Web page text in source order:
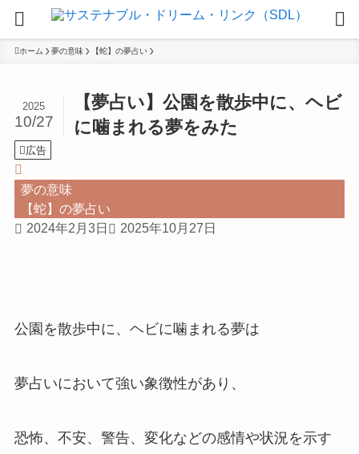
ホーム 夢の意味 【蛇】の夢占い
【夢占い】公園を散歩中に、ヘビ
に噛まれる夢をみた
2025
10/27
広告
夢の意味
【蛇】の夢占い
2024年2月3日
2025年10月27日
公園を散歩中に、ヘビに噛まれる夢は
夢占いにおいて強い象徴性があり、
恐怖、不安、警告、変化などの感情や状況を示す